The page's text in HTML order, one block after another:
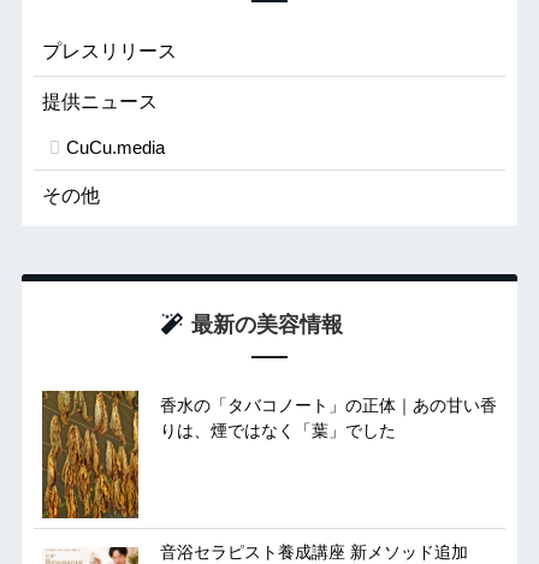
プレスリリース
提供ニュース
CuCu.media
その他
最新の美容情報
香水の「タバコノート」の正体｜あの甘い香
りは、煙ではなく「葉」でした
音浴セラピスト養成講座 新メソッド追加